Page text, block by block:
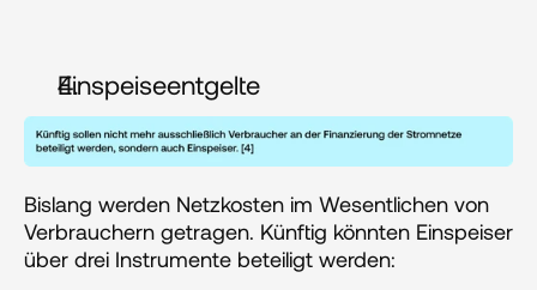
Einspeiseentgelte
Bislang werden Netzkosten im Wesentlichen von
Verbrauchern getragen. Künftig könnten Einspeiser
über drei Instrumente beteiligt werden: